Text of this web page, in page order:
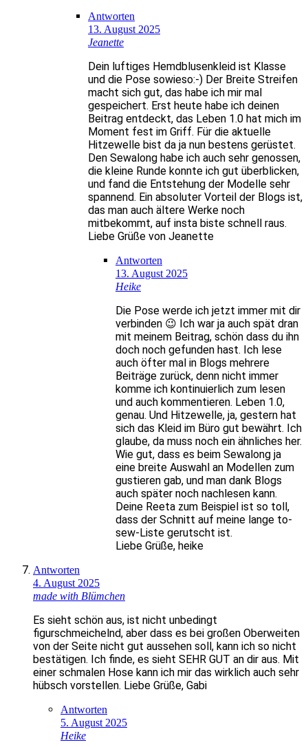
Antworten
13. August 2025
Jeanette
Dein luftiges Hemdblusenkleid ist Klasse
und die Pose sowieso:-) Der Breite Streifen
macht sich gut, das habe ich mir mal
gespeichert. Erst heute habe ich deinen
Beitrag entdeckt, das Leben 1.0 hat mich im
Moment fest im Griff. Für die aktuelle
Hitzewelle bist da ja nun bestens gerüstet.
Den Sewalong habe ich auch sehr genossen,
die kleine Runde konnte ich gut überblicken,
und fand die Entstehung der Modelle sehr
spannend. Ein absoluter Vorteil der Blogs ist,
das man auch ältere Werke noch
mitbekommt, auf insta biste schnell raus.
Liebe Grüße von Jeanette
Antworten
13. August 2025
Heike
Die Pose werde ich jetzt immer mit dir
verbinden 😉 Ich war ja auch spät dran
mit meinem Beitrag, schön dass du ihn
doch noch gefunden hast. Ich lese
auch öfter mal in Blogs mehrere
Beiträge zurück, denn nicht immer
komme ich kontinuierlich zum lesen
und auch kommentieren. Leben 1.0,
genau. Und Hitzewelle, ja, gestern hat
sich das Kleid im Büro gut bewährt. Ich
glaube, da muss noch ein ähnliches her.
Wie gut, dass es beim Sewalong ja
eine breite Auswahl an Modellen zum
gustieren gab, und man dank Blogs
auch später noch nachlesen kann.
Deine Reeta zum Beispiel ist so toll,
dass der Schnitt auf meine lange to-
sew-Liste gerutscht ist.
Liebe Grüße, heike
Antworten
4. August 2025
made with Blümchen
Es sieht schön aus, ist nicht unbedingt
figurschmeichelnd, aber dass es bei großen Oberweiten
von der Seite nicht gut aussehen soll, kann ich so nicht
bestätigen. Ich finde, es sieht SEHR GUT an dir aus. Mit
einer schmalen Hose kann ich mir das wirklich auch sehr
hübsch vorstellen. Liebe Grüße, Gabi
Antworten
5. August 2025
Heike